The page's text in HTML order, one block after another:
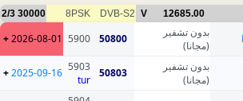
12685.00
V
DVB-S2
8PSK
30000
2/3
بدون تشفير
(مجانا)
50800
5900
2026-08-01
+
بدون تشفير
(مجانا)
50803
5903
tur
2025-09-16
+